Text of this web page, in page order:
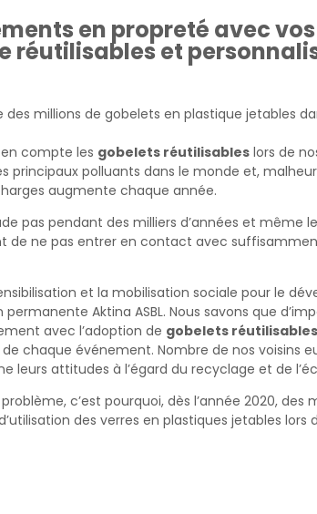
en propreté avec
réutilisables et
millions de gobelets en plastique jetables
compte les gobelets réutilisables lors de
principaux polluants dans le monde et,
augmente chaque année.
pas pendant des milliers d’années et même
de ne pas entrer en contact avec
et la mobilisation sociale pour le
Aktina ASBL. Nous savons que
avec l’adoption de gobelets
chaque événement. Nombre de nos voisins
leurs attitudes à l’égard du recyclage et de
c’est pourquoi, dès l’année 2020, des
des verres en plastiques jetables lors